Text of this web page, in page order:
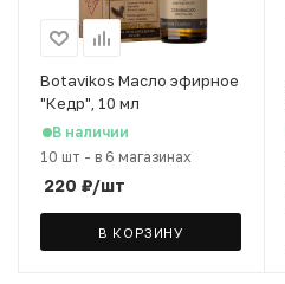
Botavikos Масло эфирное
"Кедр", 10 мл
В наличии
10 шт - в 6 магазинах
220 ₽/шт
В КОРЗИНУ